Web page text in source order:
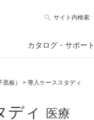
サイト内検索
カタログ・サポート
板） > 導入ケーススタディ
ディ 医療